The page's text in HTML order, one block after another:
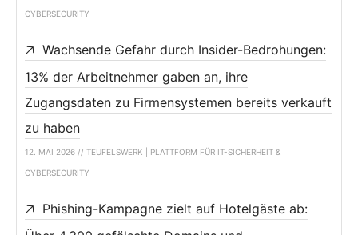
CYBERSECURITY
Wachsende Gefahr durch Insider-Bedrohungen:
13% der Arbeitnehmer gaben an, ihre
Zugangsdaten zu Firmensystemen bereits verkauft
zu haben
12. MAI 2026 // TEUFELSWERK | PLATTFORM FÜR IT-SICHERHEIT &
CYBERSECURITY
Phishing-Kampagne zielt auf Hotelgäste ab: